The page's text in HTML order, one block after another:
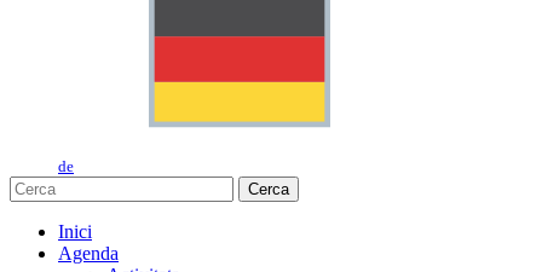
de
Cerca
Inici
Agenda